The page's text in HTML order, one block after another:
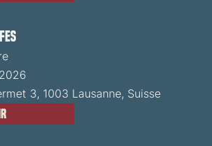
3, 1003 Lausanne, Suisse